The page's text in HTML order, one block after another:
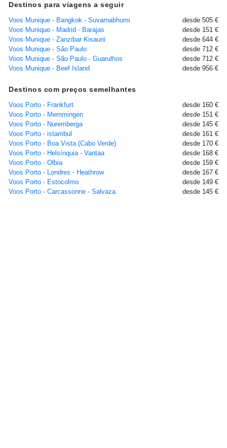
Destinos para viagens a seguir
Voos Munique - Bangkok - Suvarnabhumi
desde 505 €
Voos Munique - Madrid - Barajas
desde 151 €
Voos Munique - Zanzibar Kisauni
desde 644 €
Voos Munique - São Paulo
desde 712 €
Voos Munique - São Paulo - Guarulhos
desde 712 €
Voos Munique - Beef Island
desde 956 €
Destinos com preços semelhantes
Voos Porto - Frankfurt
desde 160 €
Voos Porto - Memmingen
desde 151 €
Voos Porto - Nuremberga
desde 145 €
Voos Porto - istambul
desde 161 €
Voos Porto - Boa Vista (Cabo Verde)
desde 170 €
Voos Porto - Helsínquia - Vantaa
desde 168 €
Voos Porto - Olbia
desde 159 €
Voos Porto - Londres - Heathrow
desde 167 €
Voos Porto - Estocolmo
desde 149 €
Voos Porto - Carcassonne - Salvaza
desde 145 €